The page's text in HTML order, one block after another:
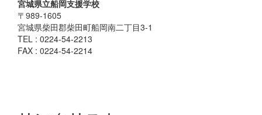
宮城県立船岡支援学校
〒989-1605
宮城県柴田郡柴田町船岡南二丁目3-1
TEL : 0224-54-2213
FAX : 0224-54-2214